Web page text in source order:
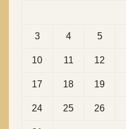
3 4 5
10 11 12
17 18 19
24 25 26